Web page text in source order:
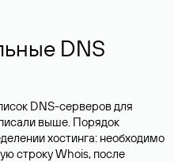
DNS
DNS-серверов для
выше. Порядок
хостинга: необходимо
строку Whois, после